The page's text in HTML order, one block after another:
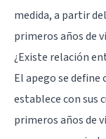
medida, a partir
primeros años de
¿Existe relación
El apego se
establece con sus
primeros años de